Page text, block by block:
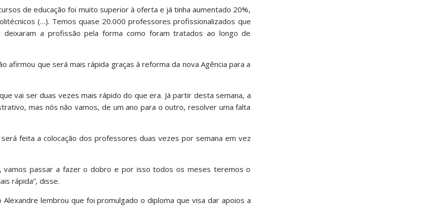
de educação foi muito superior à oferta e já tinha aumentado 20%,
(…). Temos quase 20.000 professores profissionalizados que
a profissão pela forma como foram tratados ao longo de
afirmou que será mais rápida graças à reforma da nova Agência para a
vai ser duas vezes mais rápido do que era. Já partir desta semana, a
mas nós não vamos, de um ano para o outro, resolver uma falta
feita a colocação dos professores duas vezes por semana em vez
vamos passar a fazer o dobro e por isso todos os meses teremos o
rápida”, disse.
lembrou que foi promulgado o diploma que visa dar apoios a